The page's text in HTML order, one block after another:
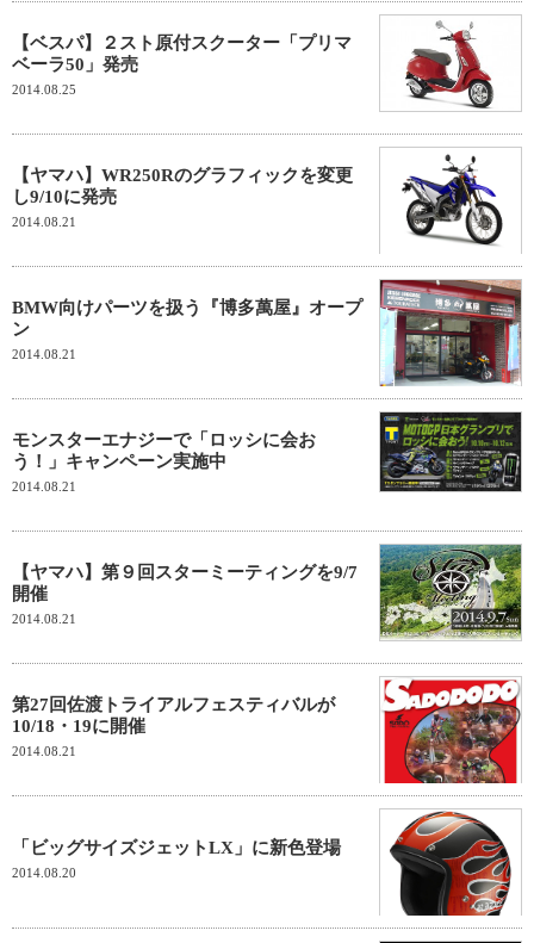
【ベスパ】２スト原付スクーター「プリマ
ベーラ50」発売
2014.08.25
【ヤマハ】WR250Rのグラフィックを変更
し9/10に発売
2014.08.21
BMW向けパーツを扱う『博多萬屋』オープ
ン
2014.08.21
モンスターエナジーで「ロッシに会お
う！」キャンペーン実施中
2014.08.21
【ヤマハ】第９回スターミーティングを9/7
開催
2014.08.21
第27回佐渡トライアルフェスティバルが
10/18・19に開催
2014.08.21
「ビッグサイズジェットLX」に新色登場
2014.08.20